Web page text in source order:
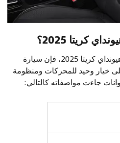
كريتا 2025؟
وبالحديث عن مواصفات أداء هيونداي كريتا 2025، فإن سيارة
خيار وحيد للمحركات ومنظومة
جاءت مواصفاته كالتالي: